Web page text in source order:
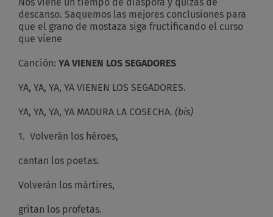
descanso. Saquemos las mejores conclusiones para
que el grano de mostaza siga fructificando el curso
que viene
Canción: YA VIENEN LOS SEGADORES
YA, YA, YA, YA VIENEN LOS SEGADORES.
YA, YA, YA, YA MADURA LA COSECHA. (bis)
1. Volverán los héroes,
cantan los poetas.
Volverán los mártires,
gritan los profetas.